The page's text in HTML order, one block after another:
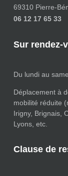
69310 Pierre-
06 12 17 65 33
Sur rendez-
Du lundi au
Déplacement à
mobilité réduite
Irigny, Brignais,
Lyons, etc.
Clause de